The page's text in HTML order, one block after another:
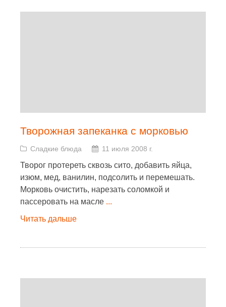
Творожная запеканка с морковью
Сладкие блюда 11 июля 2008 г.
Творог протереть сквозь сито, добавить яйца,
изюм, мед, ванилин, подсолить и перемешать.
Морковь очистить, нарезать соломкой и
пассеровать на масле ...
Читать дальше